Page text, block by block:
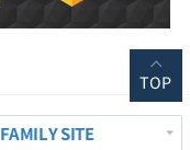
FAMILY SITE
TOP